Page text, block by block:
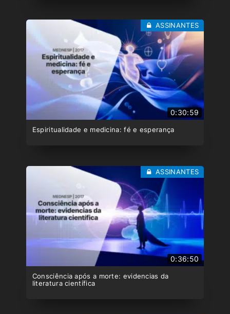
0:30:59
Espiritualidade e medicina: fé e esperança
ASSINANTES
0:36:50
Consciência após a morte: evidencias da
literatura científica
ASSINANTES